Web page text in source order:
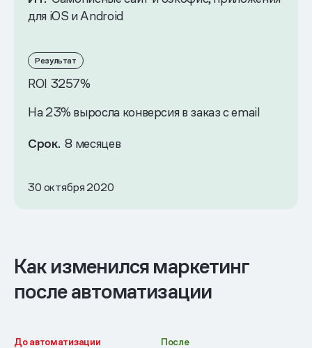
для iOS и Android
Результат
ROI 3257%
На 23% выросла конверсия в заказ с email
Срок.8 месяцев
30 октября 2020
Как изменился маркетинг
после автоматизации
До автоматизации
После